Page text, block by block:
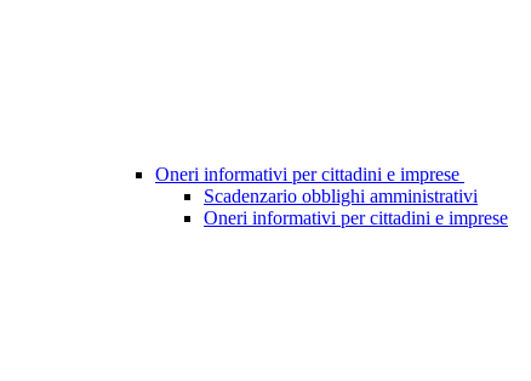
Oneri informativi per cittadini e imprese
Scadenzario obblighi amministrativi
Oneri informativi per cittadini e imprese